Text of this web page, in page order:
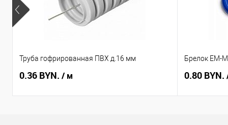
Труба гофрированная ПВХ д.16 мм
0.36 BYN. / м
Брелок EM-
0.80 BYN.